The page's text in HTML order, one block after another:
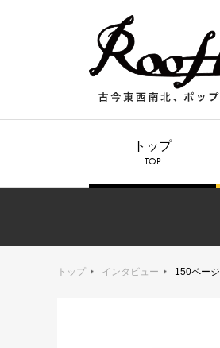
トップ
TOP
トップ インタビュー 150ページ